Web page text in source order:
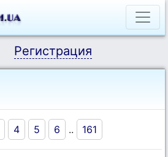
Регистрация
4 5 6 .. 161